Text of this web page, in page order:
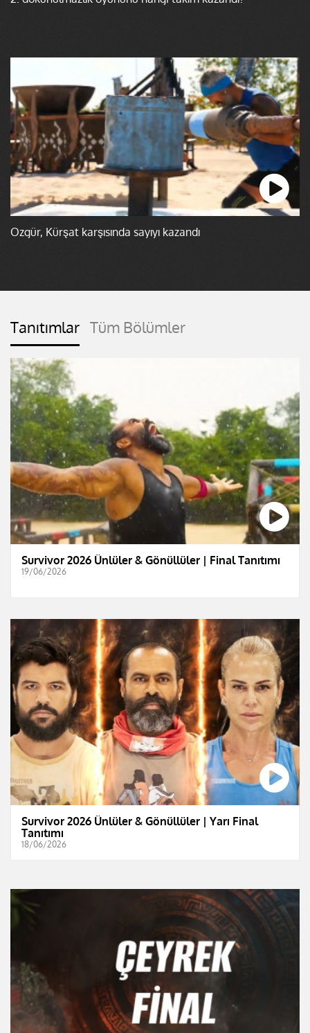
Özgür, Kürşat karşısında sayıyı kazandı
Tanıtımlar Tüm Bölümler
Survivor 2026 Ünlüler & Gönüllüler | Final Tanıtımı
19/06/2026
Survivor 2026 Ünlüler & Gönüllüler | Yarı Final
Tanıtımı
18/06/2026